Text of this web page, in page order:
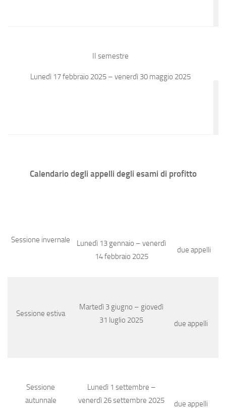
II semestre
Lunedì 17 febbraio 2025 – venerdì 30 maggio 2025
Calendario degli appelli degli esami di profitto
Sessione invernale
Lunedì 13 gennaio – venerdì
14 febbraio 2025
due appelli
Sessione estiva
Martedì 3 giugno – giovedì
31 luglio 2025
due appelli
Sessione
autunnale
Lunedì 1 settembre –
venerdì 26 settembre 2025
due appelli